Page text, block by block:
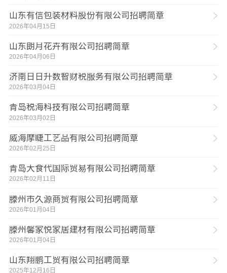
山东有信包装材料股份有限公司招聘简章
2026年04月15日
山东朗月花卉有限公司招聘简章
2026年04月06日
济南日日升数智财税服务有限公司招聘简章
2026年03月04日
青岛税海科技有限公司招聘简章
2026年03月02日
威海摩睫工艺品有限公司招聘简章
2026年02月25日
青岛大食代国际贸易有限公司招聘简章
2026年02月11日
滕州市久源商贸有限公司招聘简章
2026年01月04日
滕州馨家悦家居建材有限公司招聘简章
2026年01月04日
山东翔鹏工贸有限公司招聘简章
2025年12月16日